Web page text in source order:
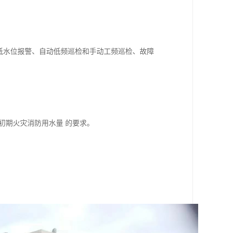
位报警、自动低频巡检和手动工频巡检、故障
期火灾消防用水量 的要求。